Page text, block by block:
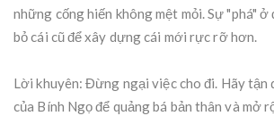
những cống hiến không mệt mỏi. Sự "phá" ở
bỏ cái cũ để xây dựng cái mới rực rỡ hơn.
Lời khuyên: Đừng ngại việc cho đi. Hãy tận
của Bính Ngọ để quảng bá bản thân và mở